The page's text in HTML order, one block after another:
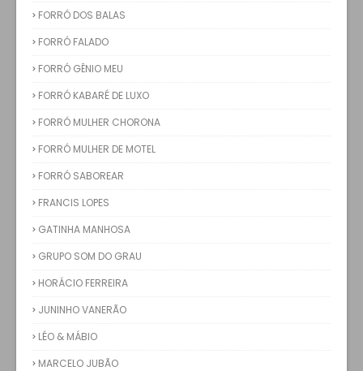
FORRÓ DOS BALAS
FORRÓ FALADO
FORRÓ GÊNIO MEU
FORRÓ KABARÉ DE LUXO
FORRÓ MULHER CHORONA
FORRÓ MULHER DE MOTEL
FORRÓ SABOREAR
FRANCIS LOPES
GATINHA MANHOSA
GRUPO SOM DO GRAU
HORÁCIO FERREIRA
JUNINHO VANERÃO
LÉO & MÁBIO
MARCELO JUBÃO